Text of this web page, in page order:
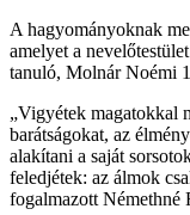
A hagyományoknak
amelyet a
tanuló, Molnár Noémi
„Vigyétek magatokkal
barátságokat, az
alakítani a saját
feledjétek: az álmok
fogalmazott Némethné